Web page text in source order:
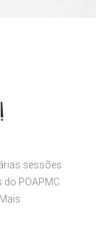
sessões
POAPMC